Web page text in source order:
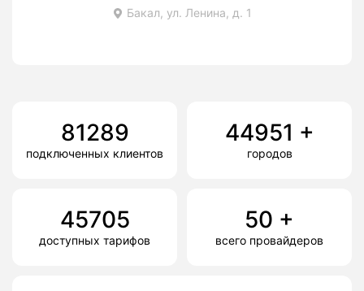
Бакал, ул. Ленина, д. 1
81289
подключенных клиентов
44951 +
городов
45705
доступных тарифов
50 +
всего провайдеров